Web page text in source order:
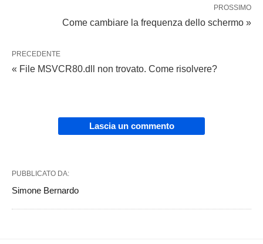
PROSSIMO
Come cambiare la frequenza dello schermo »
PRECEDENTE
« File MSVCR80.dll non trovato. Come risolvere?
Lascia un commento
PUBBLICATO DA:
Simone Bernardo